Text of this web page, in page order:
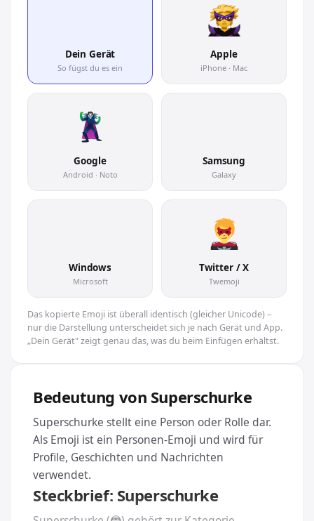
Dein Gerät
So fügst du es ein
Apple
iPhone · Mac
Google
Android · Noto
Samsung
Galaxy
Windows
Microsoft
Twitter / X
Twemoji
Das kopierte Emoji ist überall identisch (gleicher Unicode) –
nur die Darstellung unterscheidet sich je nach Gerät und App.
„Dein Gerät" zeigt genau das, was du beim Einfügen erhältst.
Bedeutung von Superschurke
Superschurke stellt eine Person oder Rolle dar.
Als Emoji ist ein Personen-Emoji und wird für
Profile, Geschichten und Nachrichten
verwendet.
Steckbrief: Superschurke